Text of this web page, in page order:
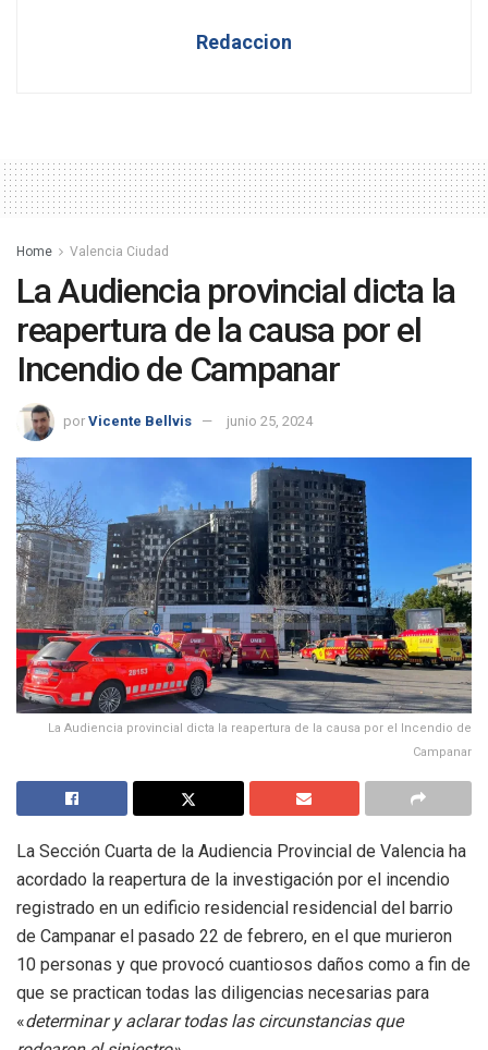
Redaccion
Home Valencia Ciudad
La Audiencia provincial dicta la
reapertura de la causa por el
Incendio de Campanar
por Vicente Bellvis junio 25, 2024
La Audiencia provincial dicta la reapertura de la causa por el Incendio de
Campanar
La Sección Cuarta de la Audiencia Provincial de Valencia ha
acordado la reapertura de la investigación por el incendio
registrado en un edificio residencial residencial del barrio
de Campanar el pasado 22 de febrero, en el que murieron
10 personas y que provocó cuantiosos daños como a fin de
que se practican todas las diligencias necesarias para
«determinar y aclarar todas las circunstancias que